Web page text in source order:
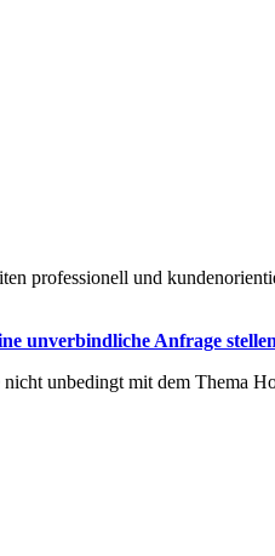
professionell und
unverbindliche Anfrage
unbedingt mit dem Thema